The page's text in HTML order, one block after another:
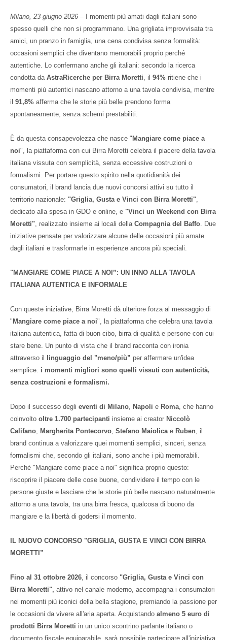
Milano, 23 giugno 2026 – I momenti più amati dagli italiani sono
spesso quelli che non si programmano. Una grigliata improvvisata tra
amici, un pranzo in famiglia, una cena condivisa senza formalità:
occasioni semplici che diventano memorabili proprio perché
autentiche. Lo confermano anche gli italiani: secondo la ricerca
condotta da AstraRicerche per Birra Moretti, il 94% ritiene che i
momenti più autentici nascano attorno a una tavola condivisa, mentre
il 91,8% afferma che le storie più belle prendono forma
spontaneamente, senza schemi prestabiliti.
È da questa consapevolezza che nasce " Mangiare come piace a
noi", la piattaforma con cui Birra Moretti celebra il piacere della tavola
italiana vissuta con semplicità, senza eccessive costruzioni o
formalismi. Per portare questo spirito nella quotidianità dei
consumatori, il brand lancia due nuovi concorsi attivi su tutto il
territorio nazionale: "Griglia, Gusta e Vinci con Birra Moretti",
dedicato alla spesa in GDO e online, e "Vinci un Weekend con Birra
Moretti", realizzato insieme ai locali della Compagnia del Baffo. Due
iniziative pensate per valorizzare alcune delle occasioni più amate
dagli italiani e trasformarle in esperienze ancora più speciali.
"MANGIARE COME PIACE A NOI”: UN INNO ALLA TAVOLA
ITALIANA AUTENTICA E INFORMALE
Con queste iniziative, Birra Moretti dà ulteriore forza al messaggio di
" Mangiare come piace a noi", la piattaforma che celebra una tavola
italiana autentica, fatta di buon cibo, birra di qualità e persone con cui
stare bene. Un punto di vista che il brand racconta con ironia
attraverso il
linguaggio del "meno/più” per affermare un'idea
semplice: i momenti migliori sono quelli vissuti con autenticità,
senza costruzioni e formalismi.
Dopo il successo degli eventi di Milano, Napoli e Roma, che hanno
coinvolto oltre 1.700 partecipanti insieme ai creator Niccolò
Califano, Margherita Pontecorvo, Stefano Maiolicae Ruben, il
brand continua a valorizzare quei momenti semplici, sinceri, senza
formalismi che, secondo gli italiani, sono anche i più memorabili.
Perché "Mangiare come piace a noi" significa proprio questo:
riscoprire il piacere delle cose buone, condividere il tempo con le
persone giuste e lasciare che le storie più belle nascano naturalmente
attorno a una tavola, tra una birra fresca, qualcosa di buono da
mangiare e la libertà di godersi il momento.
IL NUOVO CONCORSO "GRIGLIA, GUSTA E VINCI CON BIRRA
MORETTI”
Fino al 31 ottobre 2026, il concorso "Griglia, Gusta e Vinci con
Birra Moretti", attivo nel canale moderno, accompagna i consumatori
nei momenti più iconici della bella stagione, premiando la passione per
le occasioni da vivere all'aria aperta. Acquistando almeno 5 euro di
prodotti Birra Moretti in un unico scontrino parlante italiano o
documento fiscale equiparabile, sarà possibile partecipare all'iniziativa